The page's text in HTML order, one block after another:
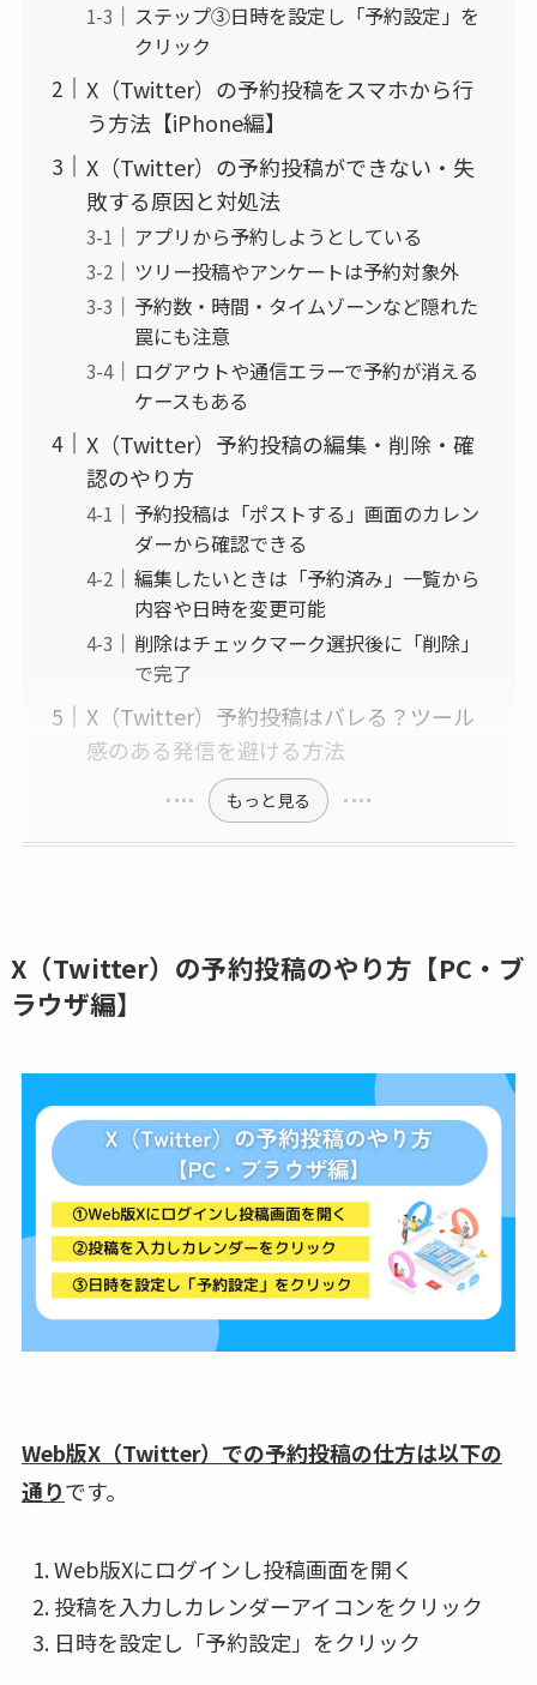
ステップ③日時を設定し「予約設定」を
クリック
X（Twitter）の予約投稿をスマホから行
う方法【iPhone編】
X（Twitter）の予約投稿ができない・失
敗する原因と対処法
アプリから予約しようとしている
ツリー投稿やアンケートは予約対象外
予約数・時間・タイムゾーンなど隠れた
罠にも注意
ログアウトや通信エラーで予約が消える
ケースもある
X（Twitter）予約投稿の編集・削除・確
認のやり方
予約投稿は「ポストする」画面のカレン
ダーから確認できる
編集したいときは「予約済み」一覧から
内容や日時を変更可能
削除はチェックマーク選択後に「削除」
で完了
X（Twitter）予約投稿はバレる？ツール
感のある発信を避ける方法
もっと見る
X（Twitter）の予約投稿のやり方【PC・ブ
ラウザ編】
Web版X（Twitter）での予約投稿の仕方は以下の
通りです。
Web版Xにログインし投稿画面を開く
投稿を入力しカレンダーアイコンをクリック
日時を設定し「予約設定」をクリック